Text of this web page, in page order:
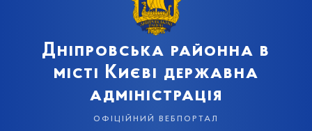
Дніпровська районна в
місті Києві державна
адміністрація
офіційний вебпортал